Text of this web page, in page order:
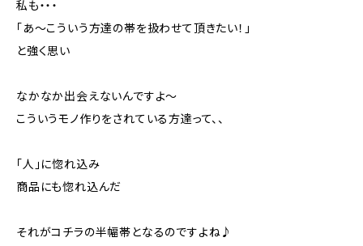
私も・・・
「あ～こういう方達の帯を扱わせて頂きたい！」
と強く思い
なかなか出会えないんですよ～
こういうモノ作りをされている方達って、、
「人」に惚れ込み
商品にも惚れ込んだ
それがコチラの半幅帯となるのですよね♪